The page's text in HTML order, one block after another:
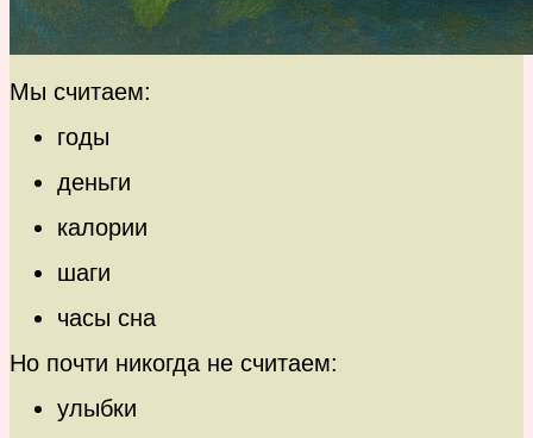
Мы считаем:
годы
деньги
калории
шаги
часы сна
Но почти никогда не считаем:
улыбки